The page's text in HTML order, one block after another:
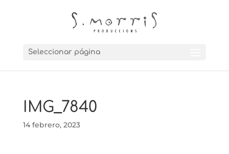
Seleccionar página
IMG_7840
14 febrero, 2023